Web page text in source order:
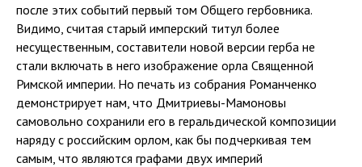
после этих событий первый том Общего гербовника.
Видимо, считая старый имперский титул более
несущественным, составители новой версии герба не
стали включать в него изображение орла Священной
Римской империи. Но печать из собрания Романченко
демонстрирует нам, что Дмитриевы-Мамоновы
самовольно сохранили его в геральдической композиции
наряду с российским орлом, как бы подчеркивая тем
самым, что являются графами двух империй